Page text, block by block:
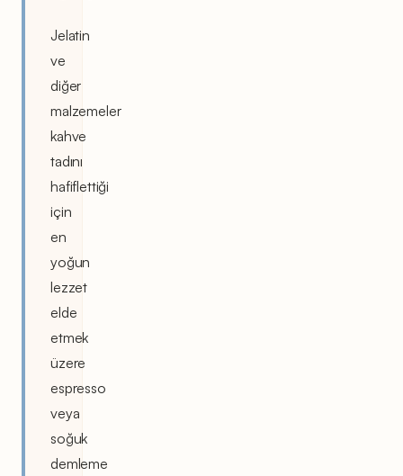
Jelatin
ve
diğer
malzemeler
kahve
tadını
hafiflettiği
için
en
yoğun
lezzet
elde
etmek
üzere
espresso
veya
soğuk
demleme